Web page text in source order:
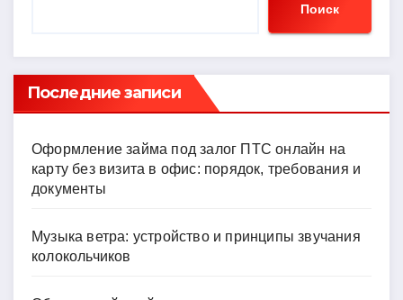
ni
ki
ть
Поиск
Последние записи
Оформление займа под залог ПТС онлайн на
карту без визита в офис: порядок, требования и
документы
Музыка ветра: устройство и принципы звучания
колокольчиков